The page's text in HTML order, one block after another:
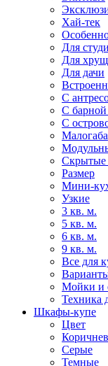
Хай-тек
Для
Для
Для дачи
С
С барной
С
Скрытые
Размер
Мини-
Узкие
3 кв. м.
5 кв. м.
6 кв. м.
9 кв. м.
Все для
Мойки и
Техника
Шкафы-купе
Цвет
Серые
Темные